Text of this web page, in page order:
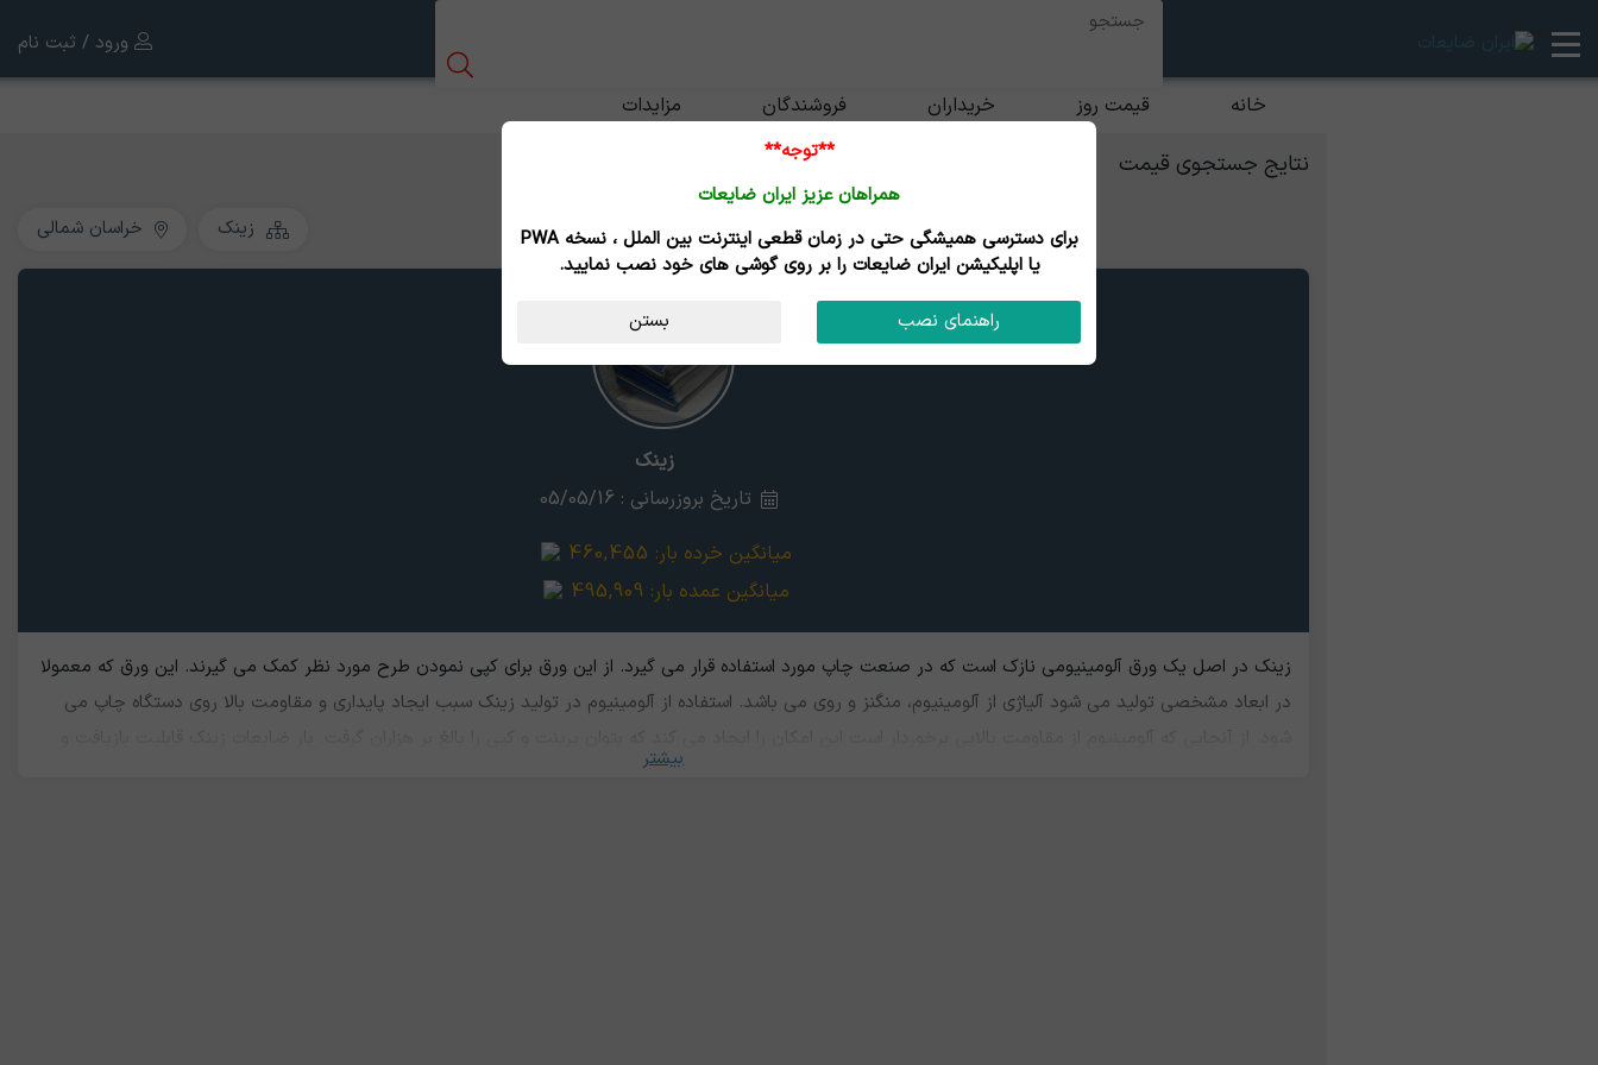
ورود / ثبت نام
خانه قیمت روز خریداران فروشندگان مزایدات
نتایج جستجوی قیمت
زینک خراسان شمالی
زینک
تاریخ بروزرسانی : 05/05/16
میانگین خرده بار: 460,455
میانگین عمده بار: 495,909
زینک در اصل یک ورق آلومینیومی نازک است که در صنعت چاپ مورد استفاده قرار می گیرد. از این ورق برای کپی نمودن طرح مورد نظر کمک می گیرند. این ورق که معمولا
در ابعاد مشخصی تولید می شود آلیاژی از آلومینیوم، منگنز و روی می باشد. استفاده از آلومینیوم در تولید زینک سبب ایجاد پایداری و مقاومت بالا روی دستگاه چاپ می
بازگشت مجدد به چرخه تولید را دارد. قیمت زینک تا حد زیادی به قیمت آلومینیوم بستگی دارد.
بیشتر
**توجه**
همراهان عزیز ایران ضایعات
برای دسترسی همیشگی حتی در زمان قطعی اینترنت بین الملل ، نسخه PWA
یا اپلیکیشن ایران ضایعات را بر روی گوشی های خود نصب نمایید.
راهنمای نصب بستن